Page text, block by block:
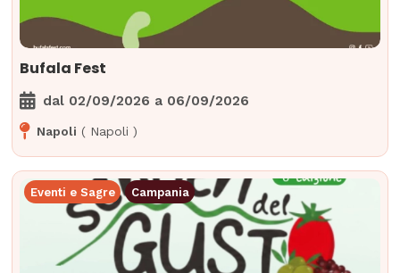
Bufala Fest
dal 02/09/2026 a 06/09/2026
Napoli ( Napoli )
Eventi e Sagre Campania